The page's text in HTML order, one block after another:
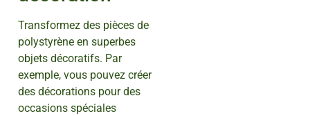
Transformez des pièces de
polystyrène en superbes
objets décoratifs. Par
exemple, vous pouvez créer
des décorations pour des
occasions spéciales